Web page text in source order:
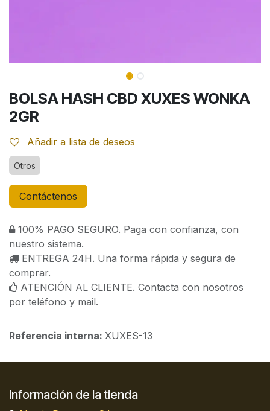
BOLSA HASH CBD XUXES WONKA
2GR
Añadir a lista de deseos
Otros
Contáctenos
100% PAGO SEGURO. Paga con confianza, con
nuestro sistema.
ENTREGA 24H. Una forma rápida y segura de
comprar.
ATENCIÓN AL CLIENTE. Contacta con nosotros
por teléfono y mail.
Referencia interna: XUXES-13
Información de la tienda